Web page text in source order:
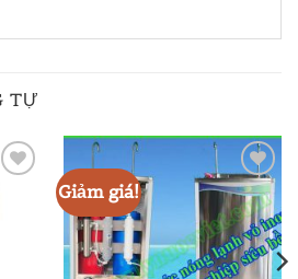
TỰ
Giảm giá!
ADD TO
WISHLIST